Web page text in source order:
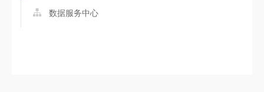
数据服务中心